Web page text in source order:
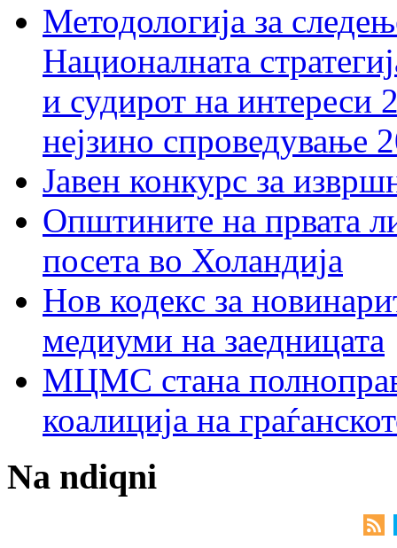
Методологија за
Националната
и судирот на интереси
нејзино спроведување
Јавен конкурс за
Општините на првата
посета во Холандија
Нов кодекс за
медиуми на заедницата
МЦМС стана
коалиција на
Na ndiqni